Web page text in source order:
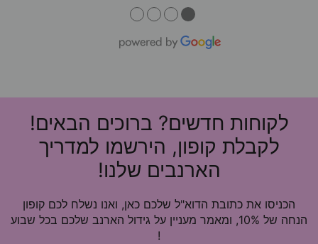
●
●
●
●
לקוחות חדשים? ברוכים הבאים!
לקבלת קופון, הירשמו למדריך
הארנבים שלנו!
הכניסו את כתובת הדוא"ל שלכם כאן, ואנו נשלח לכם קופון
הנחה של 10%, ומאמר מעניין על גידול הארנב שלכם בכל שבוע
!